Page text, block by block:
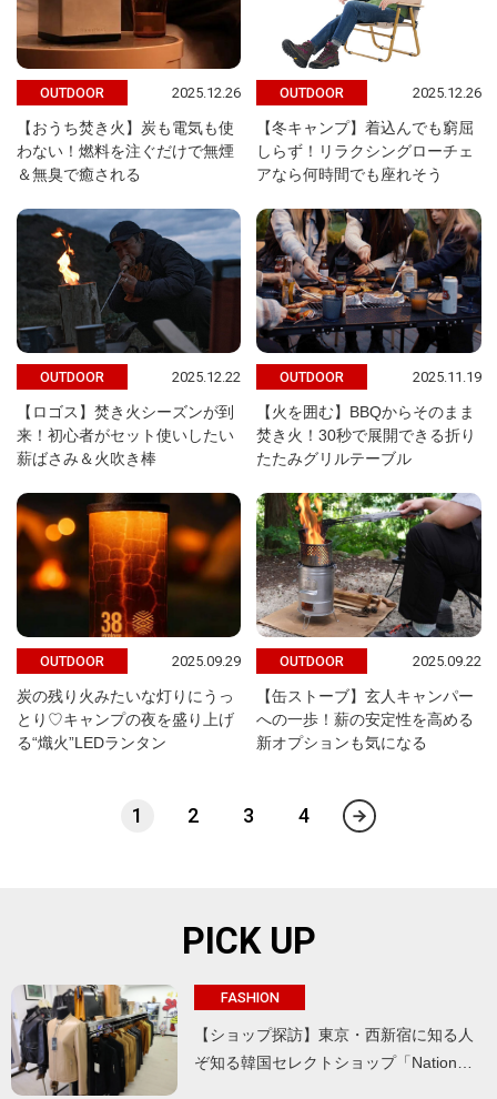
OUTDOOR 2025.12.26
【おうち焚き火】炭も電気も使
わない！燃料を注ぐだけで無煙
＆無臭で癒される
OUTDOOR 2025.12.26
【冬キャンプ】着込んでも窮屈
しらず！リラクシングローチェ
アなら何時間でも座れそう
OUTDOOR 2025.12.22
【ロゴス】焚き火シーズンが到
来！初心者がセット使いしたい
薪ばさみ＆火吹き棒
OUTDOOR 2025.11.19
【火を囲む】BBQからそのまま
焚き火！30秒で展開できる折り
たたみグリルテーブル
OUTDOOR 2025.09.29
炭の残り火みたいな灯りにうっ
とり♡キャンプの夜を盛り上げ
る“熾火”LEDランタン
OUTDOOR 2025.09.22
【缶ストーブ】玄人キャンパー
への一歩！薪の安定性を高める
新オプションも気になる
1 2 3 4
PICK UP
FASHION
【ショップ探訪】東京・西新宿に知る人
ぞ知る韓国セレクトショップ「Nation…